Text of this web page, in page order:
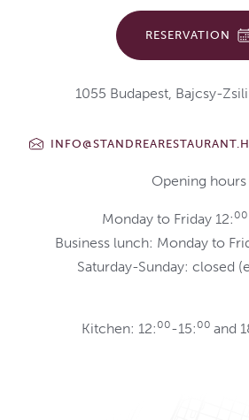
RESERVATION
1055 Budapest, Bajcsy-
Opening hours
Monday to Friday 12: 00
Business lunch: Monday to
Saturday-Sunday: closed
Kitchen: 12: 00-15: 00 and